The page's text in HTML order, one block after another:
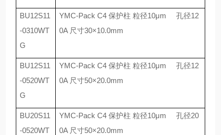
BU12S11
-0310WT
G
YMC-Pack C4 保护柱 粒径10μm 孔径12
0A 尺寸30×10.0mm
BU12S11
-0520WT
G
YMC-Pack C4 保护柱 粒径10μm 孔径12
0A 尺寸50×20.0mm
BU20S11
-0520WT
YMC-Pack C4 保护柱 粒径10μm 孔径20
0A 尺寸50×20.0mm